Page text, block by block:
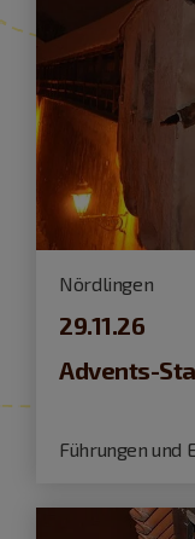
Nördlingen
29.11.26
Advents-
Führungen und